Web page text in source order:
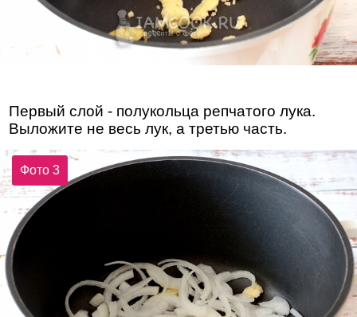
Первый слой - полукольца репчатого лука.
Выложите не весь лук, а третью часть.
Фото 3